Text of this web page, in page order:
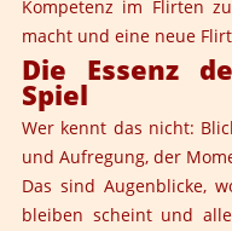
Kompetenz im Flirten
macht und eine neue
Die Essenz
Spiel
Wer kennt das nicht:
und Aufregung, der
Das sind Augenblicke,
bleiben scheint und